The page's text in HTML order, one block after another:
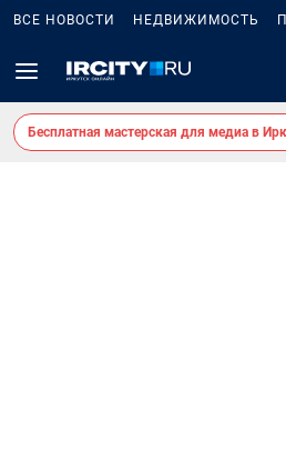
ВСЕ НОВОСТИ НЕДВИЖИМОСТЬ
Бесплатная мастерская для медиа в